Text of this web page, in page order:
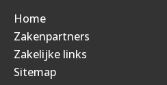
Home
Zakenpartners
Zakelijke links
Sitemap